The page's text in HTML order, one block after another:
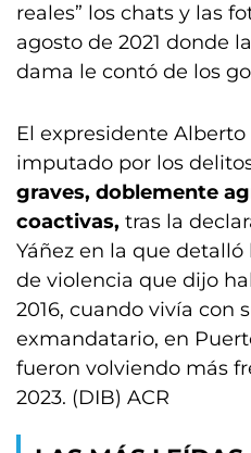
reales” los chats y las
agosto de 2021 donde
dama le contó de los
El expresidente Alberto
imputado por los
graves, doblemente
coactivas, tras la
Yáñez en la que
de violencia que dijo
2016, cuando vivía con
exmandatario, en
fueron volviendo más
2023. (DIB) ACR